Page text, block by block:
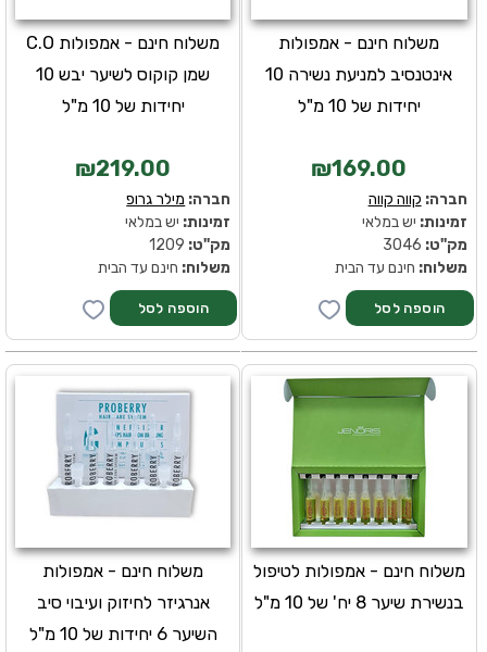
משלוח חינם - אמפולות C.O
שמן קוקוס לשיער יבש 10
יחידות של 10 מ"ל
₪219.00
חברה: מילר גרופ
זמינות: יש במלאי
מק''ט:
משלוח: חינם עד הבית
משלוח חינם - אמפולות
אינטנסיב למניעת נשירה 10
יחידות של 10 מ"ל
₪169.00
חברה: קווה קווה
זמינות: יש במלאי
מק''ט:
משלוח: חינם עד הבית
משלוח חינם - אמפולות
אנרגיזר לחיזוק ועיבוי סיב
השיער 6 יחידות של 10 מ"ל
משלוח חינם - אמפולות לטיפול
בנשירת שיער 8 יח' של 10 מ"ל